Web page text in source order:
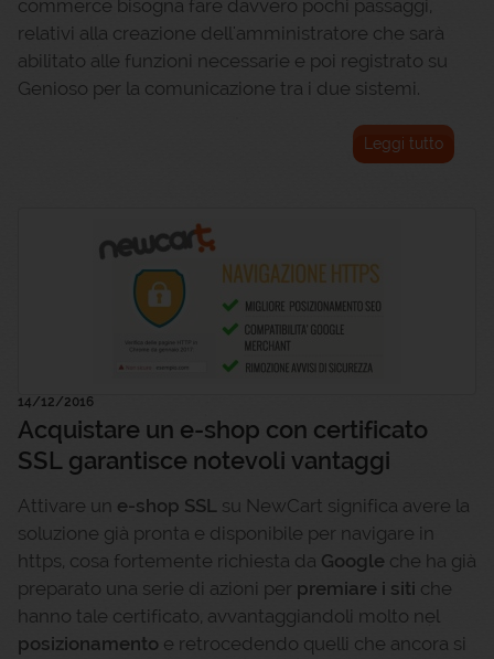
commerce bisogna fare davvero pochi passaggi,
relativi alla creazione dell'amministratore che sarà
abilitato alle funzioni necessarie e poi registrato su
Genioso per la comunicazione tra i due sistemi.
Leggi tutto
14/12/2016
Acquistare un e-shop con certificato
SSL garantisce notevoli vantaggi
Attivare un e-shop SSL su NewCart significa avere la
soluzione già pronta e disponibile per navigare in
https, cosa fortemente richiesta da Google che ha già
preparato una serie di azioni per premiare i siti che
hanno tale certificato, avvantaggiandoli molto nel
posizionamento e retrocedendo quelli che ancora si